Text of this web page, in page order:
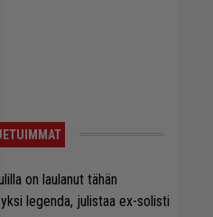
on laulanut tähän
yksi legenda, julistaa ex-solisti